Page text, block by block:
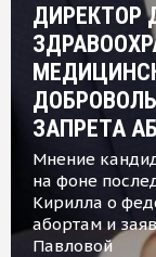
ДИРЕКТОР
ЗАПРЕТА
Мнение
на фоне
Кирилла о
абортам и
Павловой